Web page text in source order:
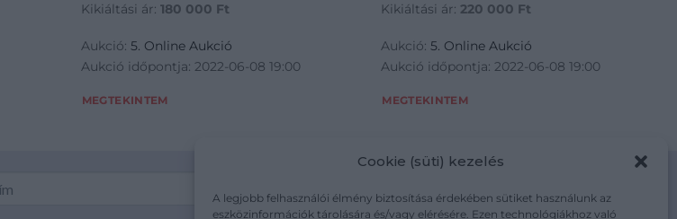
Cookie (süti) kezelés
A legjobb felhasználói élmény biztosítása érdekében sütiket használunk az
eszközinformációk tárolására és/vagy elérésére. Ezen technológiákhoz való
Kikiáltási ár: 180 000 Ft
Aukció: 5. Online Aukció
Aukció időpontja: 2022-06-08 19:00
MEGTEKINTEM
Kikiáltási ár: 220 000 Ft
Aukció:5. Online Aukció
Aukció időpontja: 2022-06-08 19:00
MEGTEKINTEM